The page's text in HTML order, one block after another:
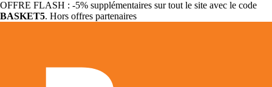
OFFRE FLASH : -5% supplémentaires sur tout le site avec le code
BASKET5. Hors offres partenaires